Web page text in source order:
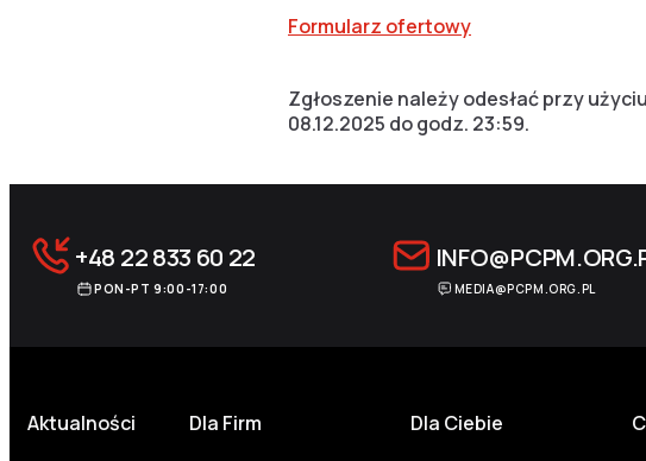
Formularz ofertowy
Zgłoszenie należy odesłać przy
08.12.2025 do godz. 23:59.
+48 22 833 60 22
PON-PT 9:00-17:00 MEDIA@PCPM.ORG.PL
Aktualności Dla Firm Dla Ciebie